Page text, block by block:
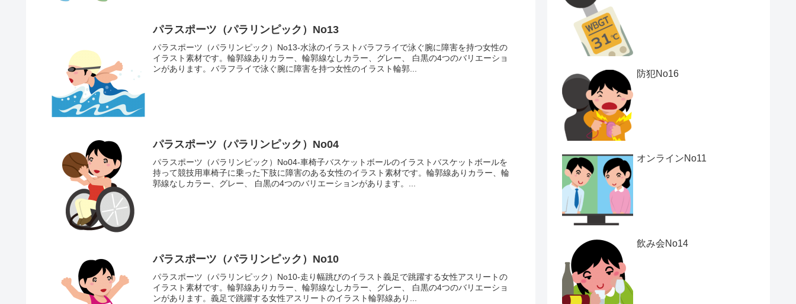
パラスポーツ（パラリンピック）No13
パラスポーツ（パラリンピック）No13-水泳のイラストバラフライで泳ぐ腕に障害を持つ女性の
イラスト素材です。輪郭線ありカラー、輪郭線なしカラー、グレー、 白黒の4つのバリエーショ
ンがあります。バラフライで泳ぐ腕に障害を持つ女性のイラスト輪郭...
パラスポーツ（パラリンピック）No04
パラスポーツ（パラリンピック）No04-車椅子バスケットボールのイラストバスケットボールを
持って競技用車椅子に乗った下肢に障害のある女性のイラスト素材です。輪郭線ありカラー、輪
郭線なしカラー、グレー、 白黒の4つのバリエーションがあります。...
パラスポーツ（パラリンピック）No10
パラスポーツ（パラリンピック）No10-走り幅跳びのイラスト義足で跳躍する女性アスリートの
イラスト素材です。輪郭線ありカラー、輪郭線なしカラー、グレー、 白黒の4つのバリエーショ
ンがあります。義足で跳躍する女性アスリートのイラスト輪郭線あり...
防犯No16
オンラインNo11
飲み会No14